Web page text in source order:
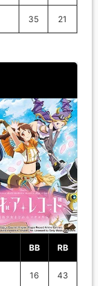
35 21
BB RB
16 43